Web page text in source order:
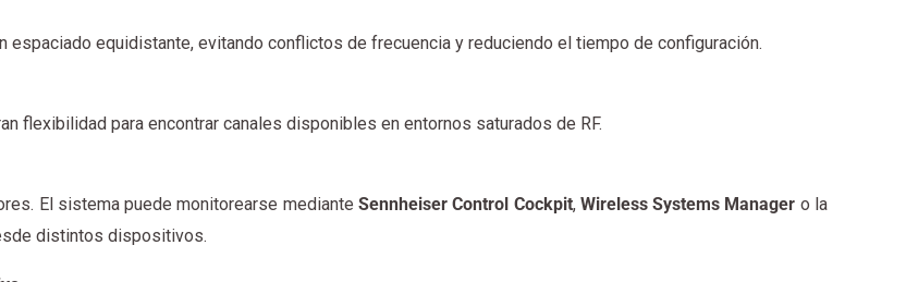
equidistante, evitando conflictos de frecuencia y reduciendo el tiempo de configuración.
flexibilidad para encontrar canales disponibles en entornos saturados de RF.
El sistema puede monitorearse mediante Sennheiser Control Cockpit, Wireless Systems Manager o la
distintos dispositivos.